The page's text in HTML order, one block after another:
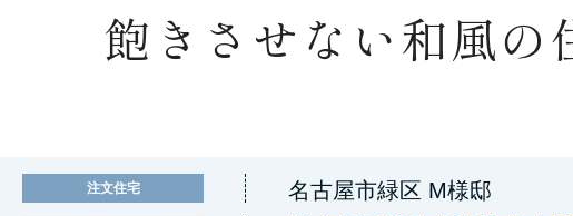
飽きさせない和風の
注文住宅 名古屋市緑区 M様邸